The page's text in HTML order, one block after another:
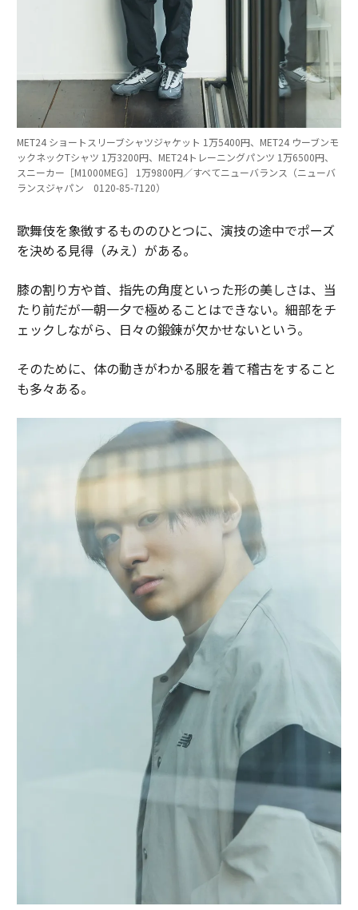
MET24 ショートスリーブシャツジャケット 1万5400円、MET24 ウーブンモ
ックネックTシャツ 1万3200円、MET24トレーニングパンツ 1万6500円、
スニーカー［M1000MEG］ 1万9800円／すべてニューバランス（ニューバ
ランスジャパン 0120-85-7120）
歌舞伎を象徴するもののひとつに、演技の途中でポーズ
を決める見得（みえ）がある。
膝の割り方や首、指先の角度といった形の美しさは、当
たり前だが一朝一夕で極めることはできない。細部をチ
ェックしながら、日々の鍛錬が欠かせないという。
そのために、体の動きがわかる服を着て稽古をすること
も多々ある。